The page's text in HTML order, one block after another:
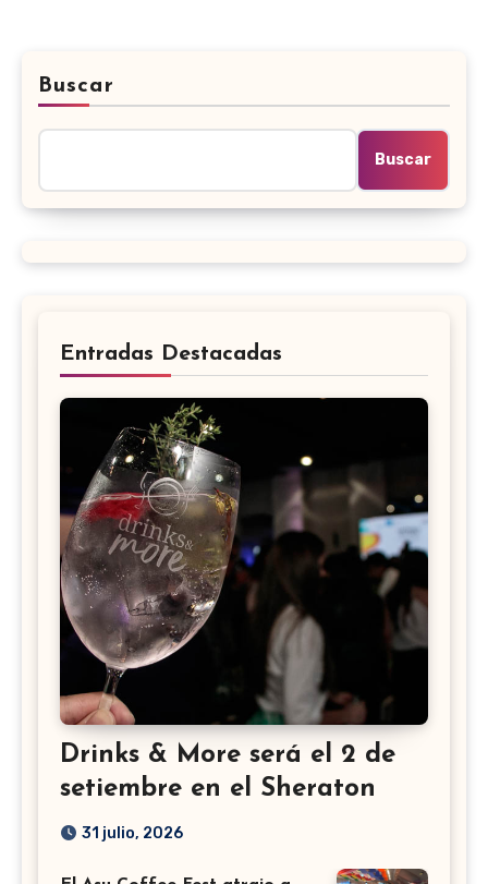
Buscar
Buscar
Entradas Destacadas
Drinks & More será el 2 de
setiembre en el Sheraton
31 julio, 2026